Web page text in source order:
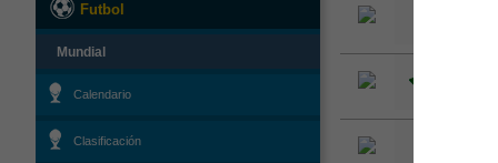
Futbol
Mundial
Calendario
Clasificación
on